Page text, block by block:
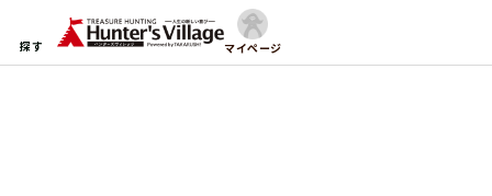
探す マイページ